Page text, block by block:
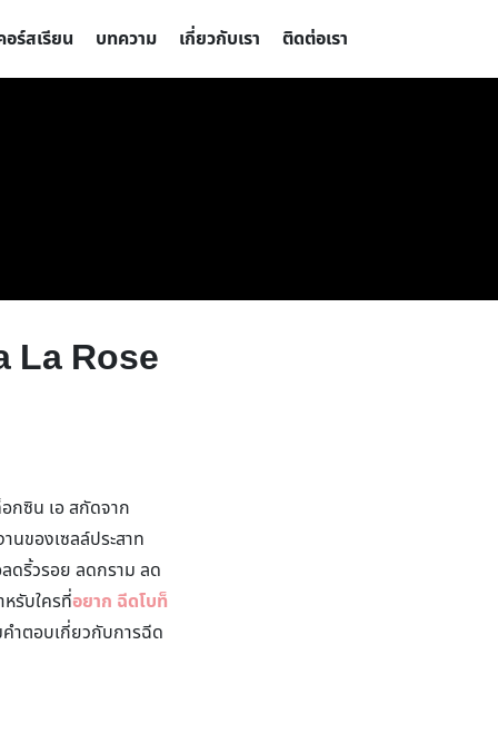
อร์สเรียน บทความ เกี่ยวกับเรา ติดต่อเรา
La Rose
กซิน เอ สกัดจาก
นของเซลล์ประสาท
ลดริ้วรอย ลดกราม ลด
รับใครที่อยาก ฉีดโบท็
คำตอบเกี่ยวกับการฉีด